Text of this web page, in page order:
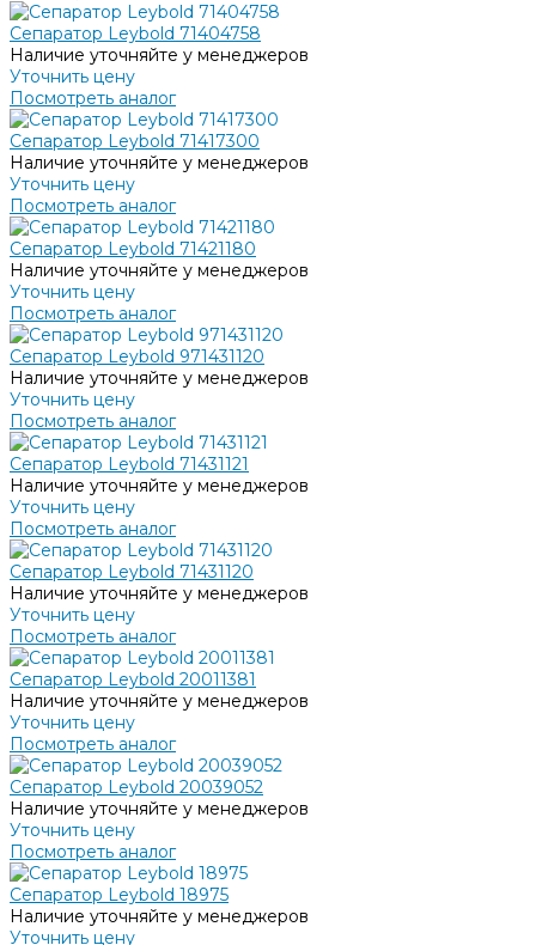
Сепаратор Leybold 71404758
Наличие уточняйте у менеджеров
Уточнить цену
Посмотреть аналог
Сепаратор Leybold 71417300
Наличие уточняйте у менеджеров
Уточнить цену
Посмотреть аналог
Сепаратор Leybold 71421180
Наличие уточняйте у менеджеров
Уточнить цену
Посмотреть аналог
Сепаратор Leybold 971431120
Наличие уточняйте у менеджеров
Уточнить цену
Посмотреть аналог
Сепаратор Leybold 71431121
Наличие уточняйте у менеджеров
Уточнить цену
Посмотреть аналог
Сепаратор Leybold 71431120
Наличие уточняйте у менеджеров
Уточнить цену
Посмотреть аналог
Сепаратор Leybold 20011381
Наличие уточняйте у менеджеров
Уточнить цену
Посмотреть аналог
Сепаратор Leybold 20039052
Наличие уточняйте у менеджеров
Уточнить цену
Посмотреть аналог
Сепаратор Leybold 18975
Наличие уточняйте у менеджеров
Уточнить цену